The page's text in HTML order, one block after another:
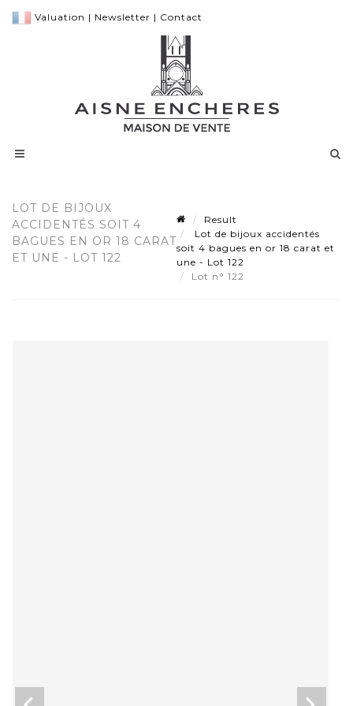
Valuation | Newsletter | Contact
LOT DE BIJOUX
ACCIDENTÉS SOIT 4
BAGUES EN OR 18 CARAT
ET UNE - LOT 122
Result
Lot de bijoux accidentés
soit 4 bagues en or 18 carat et
une - Lot 122
Lot n° 122